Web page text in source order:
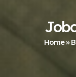
Home»